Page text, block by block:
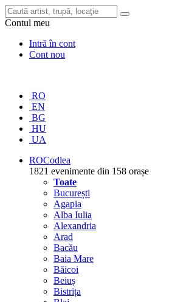
Contul meu
Intră în cont
Cont nou
RO
EN
BG
HU
UA
ROCodlea
1821 evenimente din 158 orașe
Toate
București
Agapia
Alba Iulia
Alexandria
Arad
Bacău
Baia Mare
Băicoi
Beiuș
Bistrița